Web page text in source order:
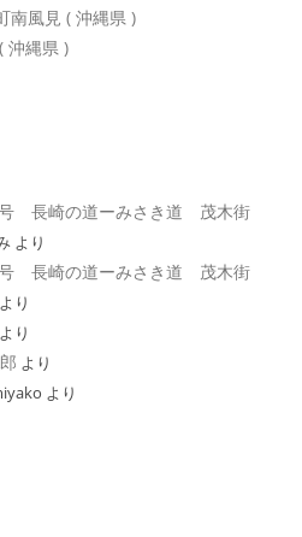
風見 ( 沖縄県 )
縄県 )
長崎の道ーみさき道 茂木街
より
長崎の道ーみさき道 茂木街
より
より
より
より